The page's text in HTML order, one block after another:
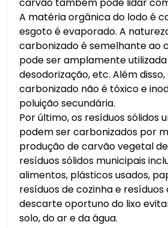
A matéria orgânica do lodo é
esgoto é evaporado. A
carbonizado é semelhante ao
pode ser amplamente
desodorização, etc. Além
carbonizado não é tóxico e
poluição secundária.
Por último, os resíduos sólidos
podem ser carbonizados por
produção de carvão vegetal
resíduos sólidos municipais
alimentos, plásticos usados,
resíduos de cozinha e resíduos
descarte oportuno do lixo
solo, do ar e da água.